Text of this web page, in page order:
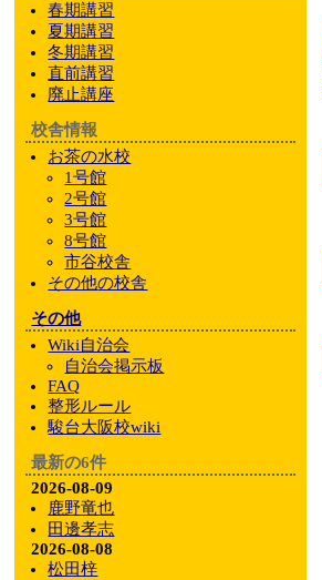
春期講習
夏期講習
冬期講習
直前講習
廃止講座
校舎情報
お茶の水校
1号館
2号館
3号館
8号館
市谷校舎
その他の校舎
その他
Wiki自治会
自治会掲示板
FAQ
整形ルール
駿台大阪校wiki
最新の6件
2026-08-09
鹿野竜也
田邊孝志
2026-08-08
松田梓